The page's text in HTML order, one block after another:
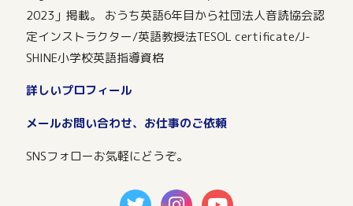
2023」掲載。 おうち英語6年目から社団法人音読協会認
定インストラクター/英語教授法TESOL certificate/J-
SHINE小学校英語指導資格
詳しいプロフィール
メールお問い合わせ、お仕事のご依頼
SNSフォローお気軽にどうぞ。